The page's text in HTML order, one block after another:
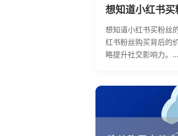
想知道小红书买
想知道小红书买粉丝
红书粉丝购买背后的
略提升社交影响力。...